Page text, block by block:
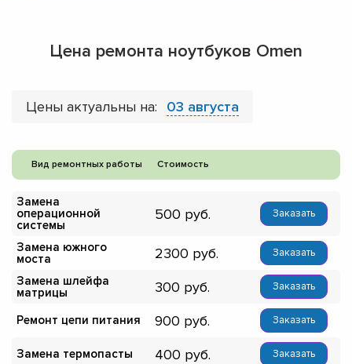
Цена ремонта ноутбуков Omen
Цены актуальны на: 03 августа
Вид ремонтных работы Стоимость
Замена
операционной
системы
500 Заказать
Замена южного
моста
2300 Заказать
Замена шлейфа
матрицы
300 Заказать
Ремонт цепи питания 900 Заказать
Замена термопасты 400 Заказать